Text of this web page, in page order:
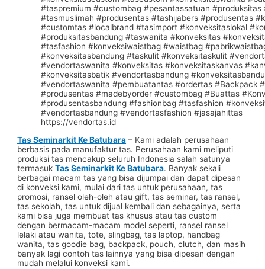
https://vendortas.id
Tas Seminarkit Ke Batubara – Kami adalah perusahaan
berbasis pada manufaktur tas. Perusahaan kami meliputi
produksi tas mencakup seluruh Indonesia salah satunya
termasukTas Seminarkit Ke Batubara. Banyak sekali
berbagai macam tas yang bisa dijumpai dan dapat dipesan
di konveksi kami, mulai dari tas untuk perusahaan, tas
promosi, ransel oleh-oleh atau gift, tas seminar, tas ransel,
tas sekolah, tas untuk dijual kembali dan sebagainya, serta
kami bisa juga membuat tas khusus atau tas custom
dengan bermacam-macam model seperti, ransel ransel
lelaki atau wanita, tote, slingbag, tas laptop, handbag
wanita, tas goodie bag, backpack, pouch, clutch, dan masih
banyak lagi contoh tas lainnya yang bisa dipesan dengan
mudah melalui konveksi kami.